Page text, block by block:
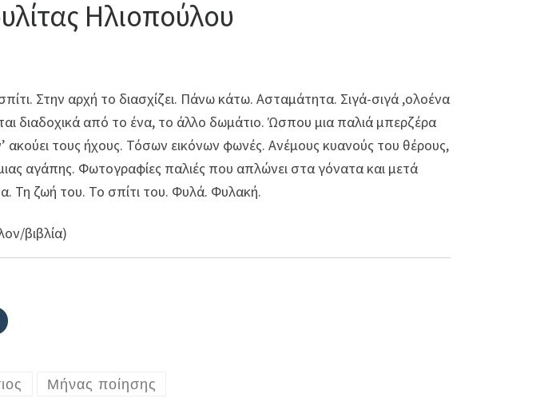
Ηλιοπούλου
Στην αρχή το διασχίζει. Πάνω κάτω. Ασταμάτητα. Σιγά-σιγά ,ολοένα
διαδοχικά από το ένα, το άλλο δωμάτιο. Ώσπου μια παλιά μπερζέρα
ακούει τους ήχους. Τόσων εικόνων φωνές. Ανέμους κυανούς του θέρους,
αγάπης. Φωτογραφίες παλιές που απλώνει στα γόνατα και μετά
Τη ζωή του. Το σπίτι του. Φυλά. Φυλακή.
βιβλία)
Μήνας ποίησης